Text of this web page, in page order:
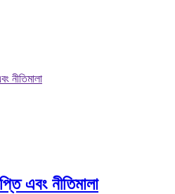
নীতিমালা
এবং নীতিমালা